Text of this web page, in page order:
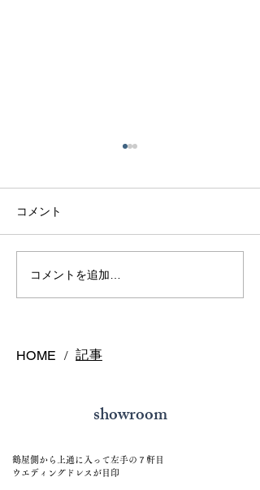
コメント
コメントを追加…
HOME / 記事
showroom
鶴屋側から上通に入って左手の７軒目
ウエディングドレスが目印